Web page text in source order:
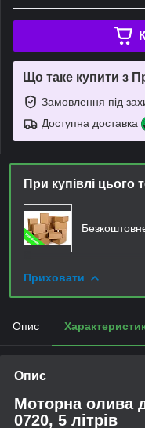
Що таке купити з
Замовлення під
Доступна доставка
При купівлі
Приховати
Опис
Опис
Моторна олива
0720, 5 літрів